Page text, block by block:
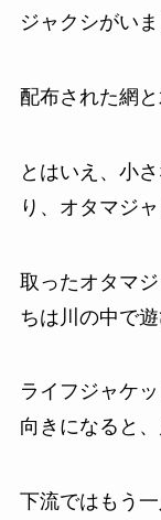
ジャクシがいま
配布された網
とはいえ、小
り、オタマジ
取ったオタマ
ちは川の中で遊
ライフジャケ
向きになると
下流ではもう